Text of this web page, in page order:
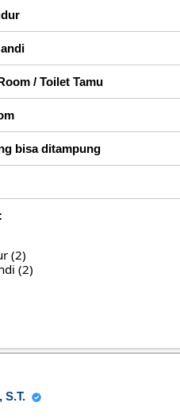
/ Toilet Tamu
bisa ditampung
(2)
(2)
S.T.